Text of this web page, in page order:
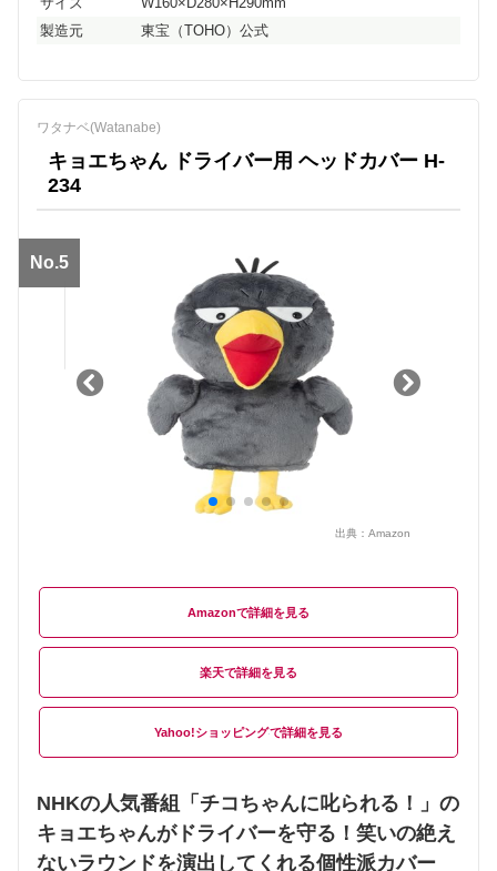
製造元
東宝（TOHO）公式
ワタナベ(Watanabe)
キョエちゃん ドライバー用 ヘッドカバー H-
234
No.5
出典： Amazon
Amazon
楽天
Yahoo!ショッピング
NHKの人気番組「チコちゃんに叱られる！」の
キョエちゃんがドライバーを守る！笑いの絶え
ないラウンドを演出してくれる個性派カバー